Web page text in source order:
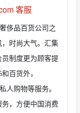
客服
侈品百货公司之
时尚大气。汇集
制度更为顾客提
百货外，
人购物等服务。
，方便中国消费